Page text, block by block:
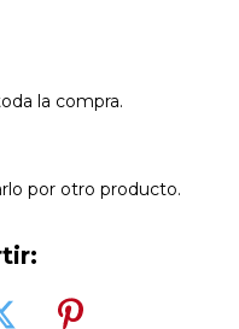
la compra.
por otro producto.